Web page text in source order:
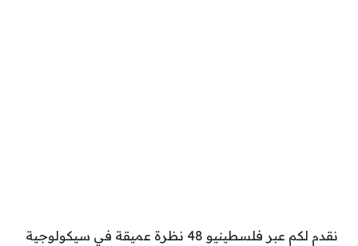
نقدم لكم عبر فلسطينيو 48 نظرة عميقة في سيكولوجية